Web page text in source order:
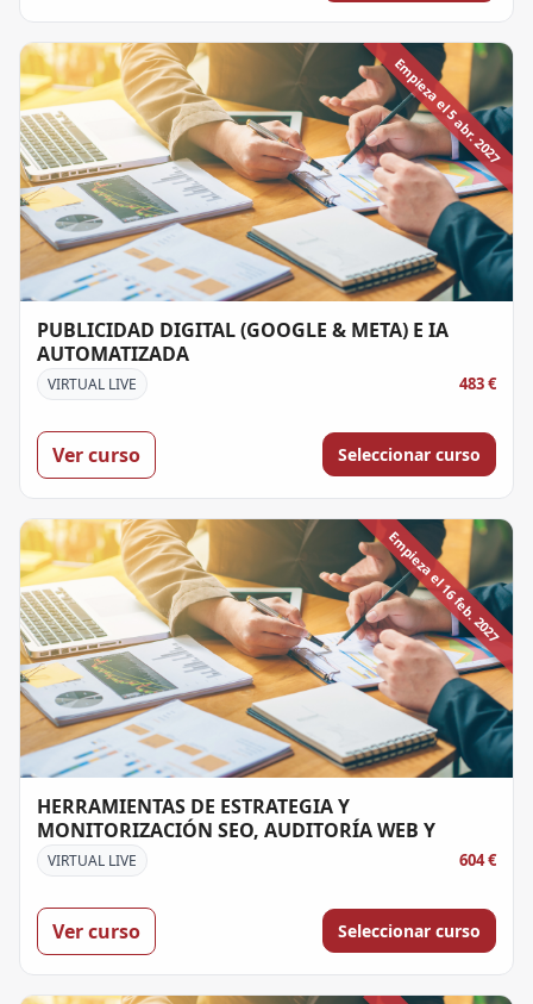
Empieza el 5 abr. 2027
PUBLICIDAD DIGITAL (GOOGLE & META) E IA
AUTOMATIZADA
VIRTUAL LIVE 483 €
Ver curso Seleccionar curso
Empieza el 16 feb. 2027
HERRAMIENTAS DE ESTRATEGIA Y
MONITORIZACIÓN SEO, AUDITORÍA WEB Y
REDES SOCIALES
VIRTUAL LIVE 604 €
Ver curso Seleccionar curso